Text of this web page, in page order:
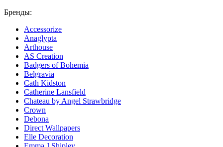
Бренды:
Accessorize
Anaglypta
Arthouse
AS Creation
Badgers of Bohemia
Belgravia
Cath Kidston
Catherine Lansfield
Chateau by Angel Strawbridge
Crown
Debona
Direct Wallpapers
Elle Decoration